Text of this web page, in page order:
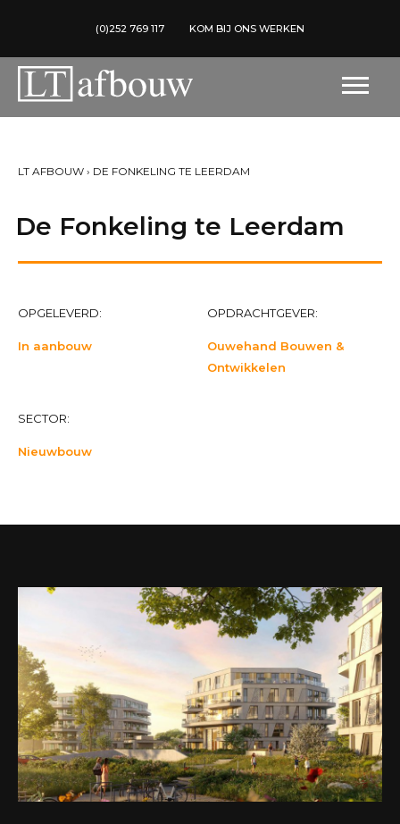
(0)252 769 117 KOM BIJ ONS WERKEN
LT AFBOUW › DE FONKELING TE LEERDAM
De Fonkeling te Leerdam
OPGELEVERD:
In aanbouw
OPDRACHTGEVER:
Ouwehand Bouwen &
Ontwikkelen
SECTOR:
Nieuwbouw